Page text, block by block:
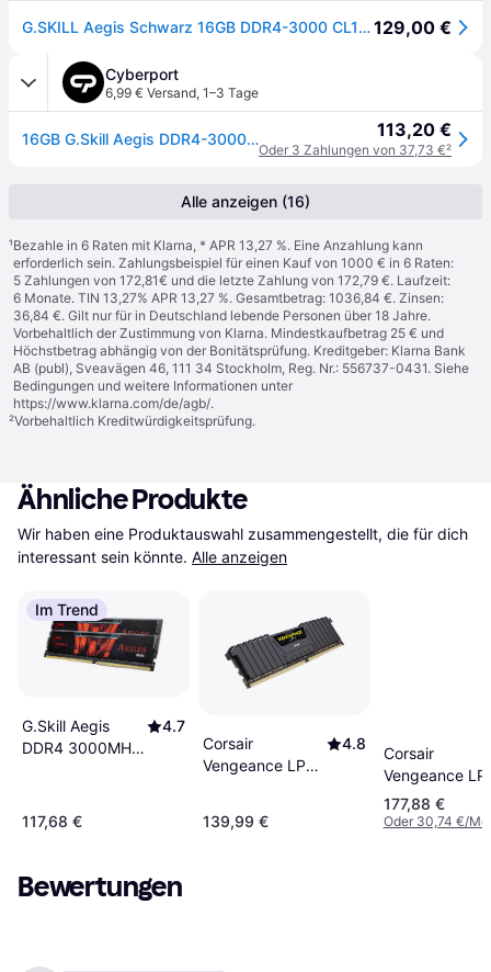
G.SKILL Aegis Schwarz 16GB DDR4-3000 CL16 DIMM Arbeitsspeicher129,00 €
Cyberport
6,99 € Versand, 1–3 Tage
16GB G.Skill Aegis DDR4-3000 CL16 RAM Speicher RAM 113,20 €
Oder 3 Zahlungen von 37,73 €²
Alle anzeigen (16)
¹Bezahle in 6 Raten mit Klarna, * APR 13,27 %. Eine Anzahlung kann
erforderlich sein. Zahlungsbeispiel für einen Kauf von 1000 € in 6 Raten:
5 Zahlungen von 172,81€ und die letzte Zahlung von 172,79 €. Laufzeit:
6 Monate. TIN 13,27% APR 13,27 %. Gesamtbetrag: 1036,84 €. Zinsen:
36,84 €. Gilt nur für in Deutschland lebende Personen über 18 Jahre.
Vorbehaltlich der Zustimmung von Klarna. Mindestkaufbetrag 25 € und
Höchstbetrag abhängig von der Bonitätsprüfung. Kreditgeber: Klarna Bank
AB (publ), Sveavägen 46, 111 34 Stockholm, Reg. Nr.: 556737-0431. Siehe
Bedingungen und weitere Informationen unter
https://www.klarna.com/de/agb/.
²Vorbehaltlich Kreditwürdigkeitsprüfung.
Ähnliche Produkte
Wir haben eine Produktauswahl zusammengestellt, die für dich
interessant sein könnte. Alle anzeigen
Im Trend
G.Skill Aegis
DDR4 3000MHz
16GISB)
4.7
117,68 €
Corsair
Vengeance LPX
(CMK16GX4M1D3000C16)
4.8
139,99 €
Corsair
Vengeance
DDR4
2x8GB
177,88 €
Oder 30,74 €/
Bewertungen